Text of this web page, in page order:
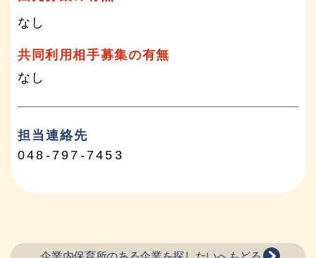
なし
共同利用相手募集の有無
なし
担当連絡先
048-797-7453